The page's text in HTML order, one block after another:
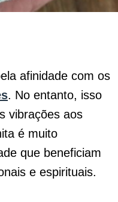
afinidade com os
. No entanto, isso
vibrações aos
é muito
que beneficiam
e espirituais.